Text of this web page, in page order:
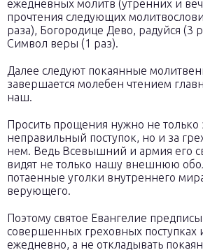
ежедневных молитв (утренних и
прочтения следующих
раза), Богородице Дево, радуйся (3
Символ веры (1 раз).
Далее следуют покаянные
завершается молебен чтением
наш.
Просить прощения нужно не только
неправильный поступок, но и за
нем. Ведь Всевышний и армия его
видят не только нашу внешнюю
потаенные уголки внутреннего
верующего.
Поэтому святое Евангелие
совершенных греховных поступках
ежедневно, а не откладывать